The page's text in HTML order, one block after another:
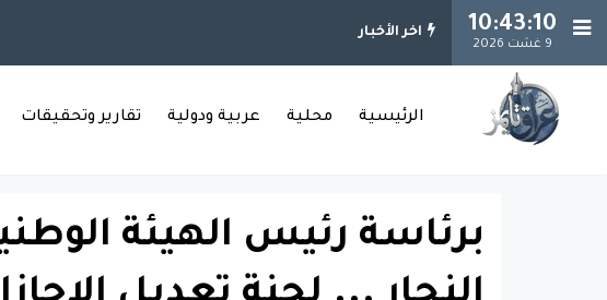
10:43:11
9 غشت 2026
اخر الأخبار
الرئيسية محلية عربية ودولية تقارير وتحقيقات
برئاسة رئيس الهيئة